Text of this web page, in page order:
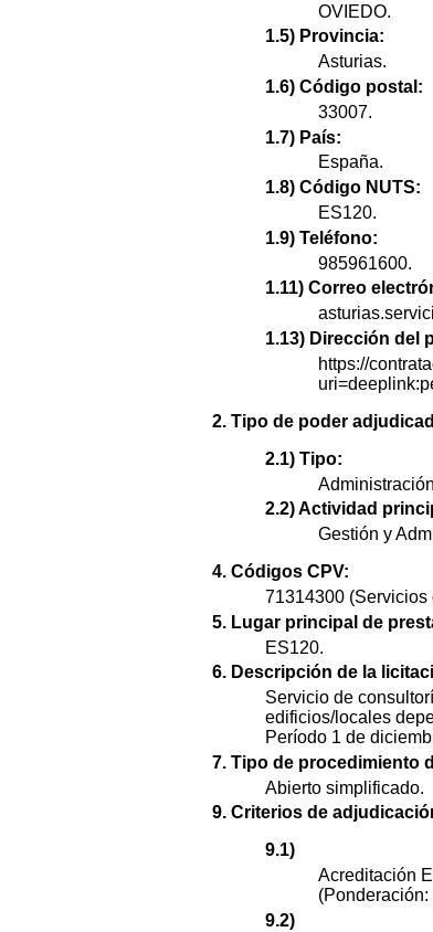
OVIEDO.
1.5) Provincia:
Asturias.
1.6) Código postal:
33007.
1.7) País:
España.
1.8) Código NUTS:
ES120.
1.9) Teléfono:
985961600.
1.11) Correo
1.13) Dirección del
https://
2. Tipo de poder
2.1) Tipo:
2.2) Actividad
Gestión y
4. Códigos CPV:
71314300 (Servicios
5. Lugar principal de
ES120.
6. Descripción de la
Servicio de
edificios/locales
Período 1 de
7. Tipo de procedimiento
Abierto simplificado.
9. Criterios de
9.1)
Acreditación
(Ponderación:
9.2)